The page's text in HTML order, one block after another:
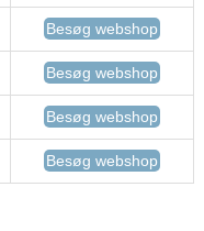
Besøg webshop
Besøg webshop
Besøg webshop
Besøg webshop